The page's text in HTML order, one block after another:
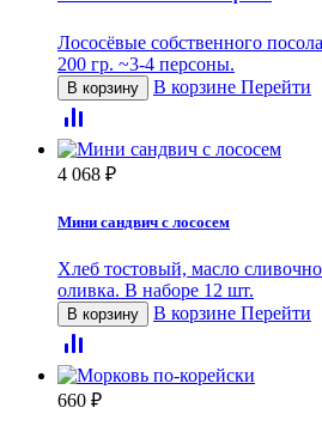
Лососёвые собственного
200 гр. ~3-4 персоны.
В корзину В корзине Перейти
4 068 ₽
Мини сандвич с лососем
Хлеб тостовый, масло
оливка. В наборе 12 шт.
В корзину В корзине Перейти
660 ₽